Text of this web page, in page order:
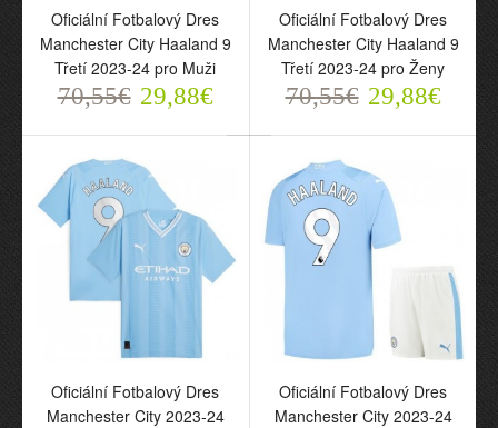
Manchester City Haaland
9 Domácí 2024-25 pro
Muži
78,55€ 33,85€
Domácí 2024 pro Muži
70,55€ 29,88€
Norsko Haaland 9
70,55€ 29,88€
Oficiální Fotbalový Dres
Manchester City Haaland 9
Třetí 2023-24 pro Muži
70,55€ 29,88€
Oficiální Fotbalový Dres
Manchester City Haaland 9
Třetí 2023-24 pro Ženy
70,55€ 29,88€
Oficiální Fotbalový Dres
Manchester City 2023-24
Oficiální Fotbalový Dres
Manchester City 2023-24